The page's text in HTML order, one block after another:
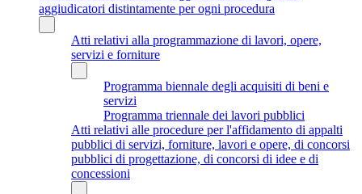
aggiudicatori distintamente per ogni procedura
Atti relativi alla programmazione di lavori, opere,
servizi e forniture
Programma biennale degli acquisiti di beni e
servizi
Programma triennale dei lavori pubblici
Atti relativi alle procedure per l'affidamento di appalti
pubblici di servizi, forniture, lavori e opere, di concorsi
pubblici di progettazione, di concorsi di idee e di
concessioni